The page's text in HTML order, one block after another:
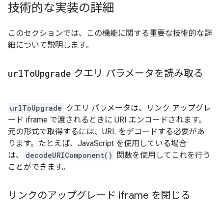
技術的な実装の詳細
このセクションでは、この機能に関する重要な技術的な詳
細について説明します。
urlToUpgrade クエリ パラメータを読み取る
urlToUpgrade クエリ パラメータは、リンク アップグレ
ード iframe で渡されるときに URI エンコードされます。
元の形式で取得するには、URL をデコードする必要があ
ります。たとえば、JavaScript を使用している場合
は、
decodeURIComponent() 関数を使用してこれを行う
ことができます。
リンクのアップグレード iframe を閉じる